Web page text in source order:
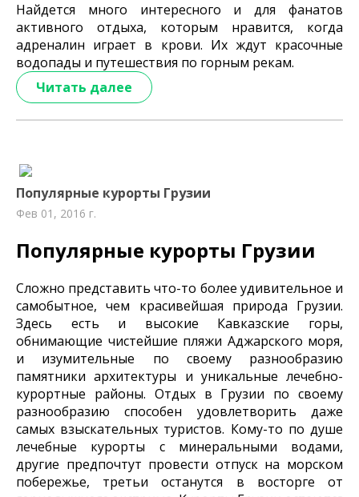
Найдется много интересного и для фанатов
активного отдыха, которым нравится, когда
адреналин играет в крови. Их ждут красочные
водопады и путешествия по горным рекам.
Читать далее
Популярные курорты Грузии
Фев 01, 2016 г.
Популярные курорты Грузии
Сложно представить что-то более удивительное и
самобытное, чем красивейшая природа Грузии.
Здесь есть и высокие Кавказские горы,
обнимающие чистейшие пляжи Аджарского моря,
и изумительные по своему разнообразию
памятники архитектуры и уникальные лечебно-
курортные районы. Отдых в Грузии по своему
разнообразию способен удовлетворить даже
самых взыскательных туристов. Кому-то по душе
лечебные курорты с минеральными водами,
другие предпочтут провести отпуск на морском
побережье, третьи останутся в восторге от